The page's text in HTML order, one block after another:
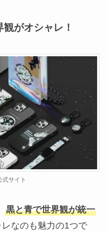
がオシャレ！
式サイト
黒と青で世界観が統一
なのも魅力の1つで